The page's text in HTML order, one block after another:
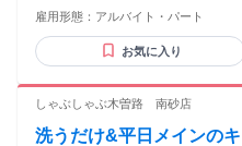
度！／ 土日祝メインの働き方を選択すると出勤率により、基
く、「土日だからこそ効率
魅力です！ ★交通費： 通
自転車通勤は月1000円支給
交通費：通勤交通費全額支
月1000円支給いたします（
雇用形態： アルバイト・パート
お気に入り
しゃぶしゃぶ木曽路 南砂店
洗うだけ&平日メインの